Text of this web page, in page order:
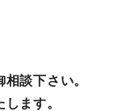
談下さい。
ます。